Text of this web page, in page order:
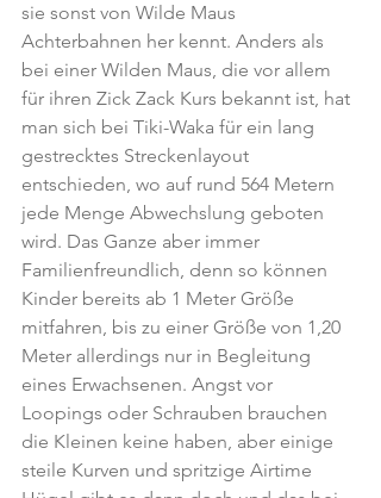
sie sonst von Wilde Maus
Achterbahnen her kennt. Anders als
bei einer Wilden Maus, die vor allem
für ihren Zick Zack Kurs bekannt ist, hat
man sich bei Tiki-Waka für ein lang
gestrecktes Streckenlayout
entschieden, wo auf rund 564 Metern
jede Menge Abwechslung geboten
wird. Das Ganze aber immer
Familienfreundlich, denn so können
Kinder bereits ab 1 Meter Größe
mitfahren, bis zu einer Größe von 1,20
Meter allerdings nur in Begleitung
eines Erwachsenen. Angst vor
Loopings oder Schrauben brauchen
die Kleinen keine haben, aber einige
steile Kurven und spritzige Airtime